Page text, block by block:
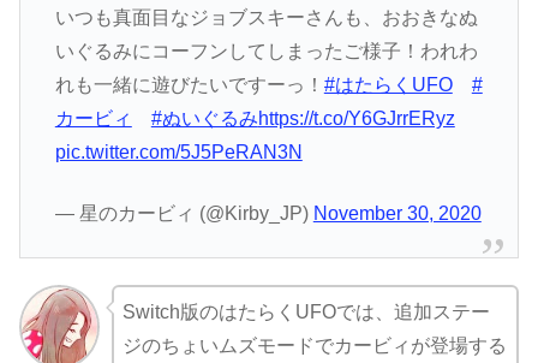
いつも真面目なジョブスキーさんも、おおきなぬ
いぐるみにコーフンしてしまったご様子！われわ
れも一緒に遊びたいですーっ！ #はたらくUFO
#
カービィ
#ぬいぐるみhttps://t.co/Y6GJrrERyz
pic.twitter.com/5J5PeRAN3N
— 星のカービィ (@Kirby_JP) November 30, 2020
Switch版のはたらくUFOでは、追加ステー
ジのちょいムズモードでカービィが登場する